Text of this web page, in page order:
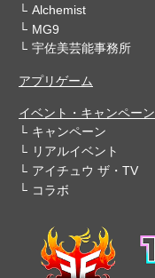
Alchemist
MG9
宇佐美芸能事務所
アプリゲーム
イベント・キャンペーン
キャンペーン
リアルイベント
アイチュウ ザ・TV
コラボ